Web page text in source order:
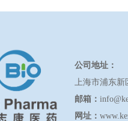
公司地址：
上海市浦东新
邮箱：
网址：